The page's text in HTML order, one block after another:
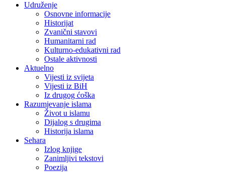
Udruženje
Osnovne informacije
Historijat
Zvanični stavovi
Humanitarni rad
Kulturno-edukativni rad
Ostale aktivnosti
Aktuelno
Vijesti iz svijeta
Vijesti iz BiH
Iz drugog ćoška
Razumjevanje islama
Život u islamu
Dijalog s drugima
Historija islama
Sehara
Izlog knjige
Zanimljivi tekstovi
Poezija